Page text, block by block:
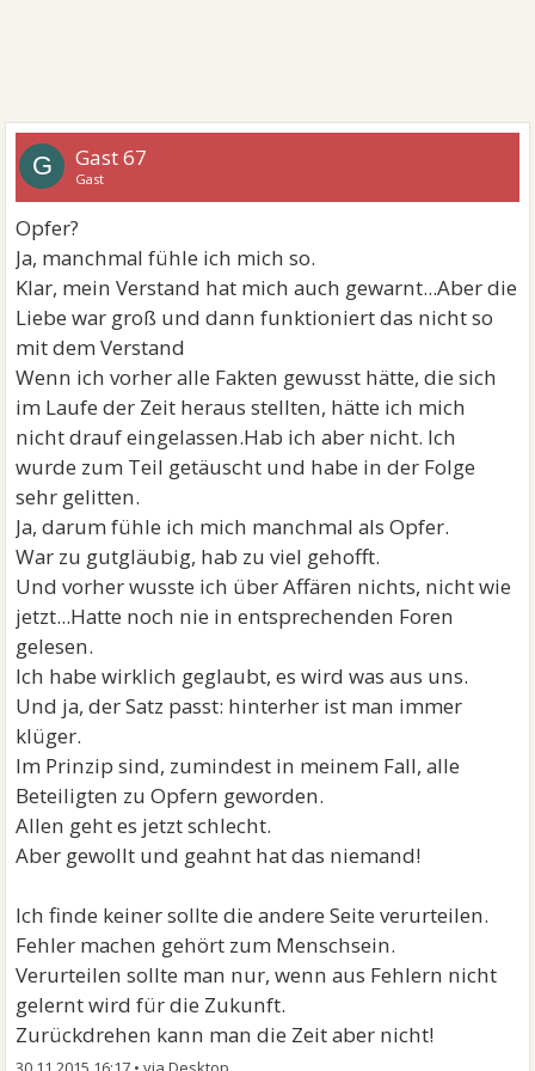
G Gast 67
Gast
Opfer?
Ja, manchmal fühle ich mich so.
Klar, mein Verstand hat mich auch gewarnt...Aber die
Liebe war groß und dann funktioniert das nicht so
mit dem Verstand
Wenn ich vorher alle Fakten gewusst hätte, die sich
im Laufe der Zeit heraus stellten, hätte ich mich
nicht drauf eingelassen.Hab ich aber nicht. Ich
wurde zum Teil getäuscht und habe in der Folge
sehr gelitten.
Ja, darum fühle ich mich manchmal als Opfer.
War zu gutgläubig, hab zu viel gehofft.
Und vorher wusste ich über Affären nichts, nicht wie
jetzt...Hatte noch nie in entsprechenden Foren
gelesen.
Ich habe wirklich geglaubt, es wird was aus uns.
Und ja, der Satz passt: hinterher ist man immer
klüger.
Im Prinzip sind, zumindest in meinem Fall, alle
Beteiligten zu Opfern geworden.
Allen geht es jetzt schlecht.
Aber gewollt und geahnt hat das niemand!
Ich finde keiner sollte die andere Seite verurteilen.
Fehler machen gehört zum Menschsein.
Verurteilen sollte man nur, wenn aus Fehlern nicht
gelernt wird für die Zukunft.
Zurückdrehen kann man die Zeit aber nicht!